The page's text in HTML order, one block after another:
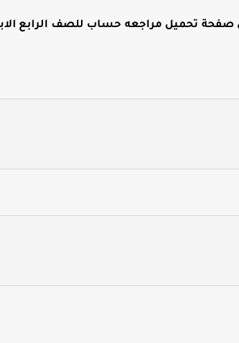
صفحة تحميل مراجعه حساب للصف الرابع